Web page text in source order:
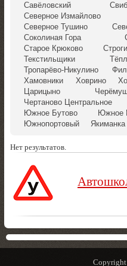
Савёловский
Северное Измайлово
Северное Тушино
Соколиная Гора
Старое Крюково
Текстильщики
Тропарёво-Никулино
Хамовники
Ховрино
Царицыно
Чертаново Центральное
Южное Бутово
Южное
Южнопортовый
Якиманка
Нет результатов.